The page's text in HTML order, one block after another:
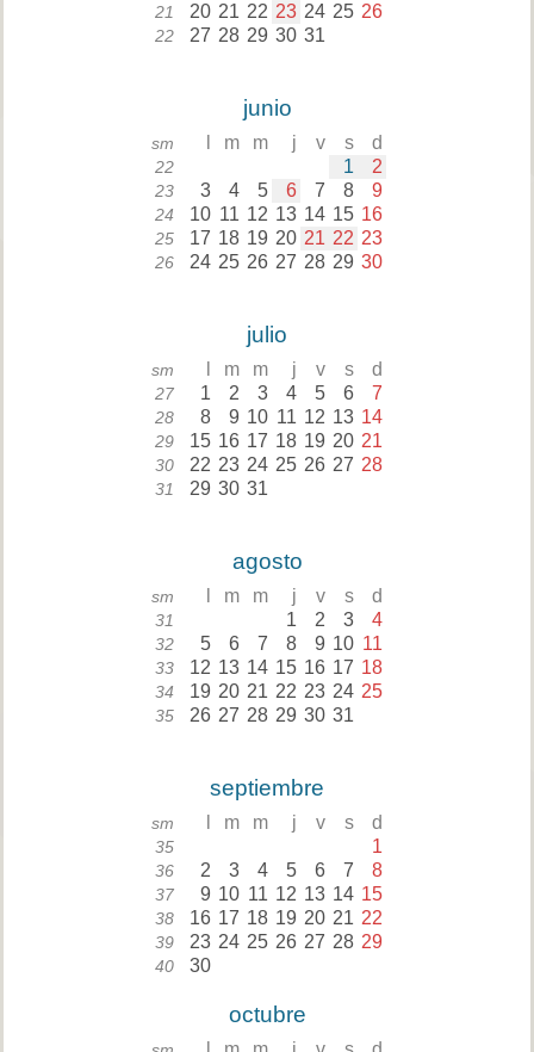
21 20 21 22 23 24 25 26
22 27 28 29 30 31
junio
sm m m j v s d
22 1 2
23 3 4 5 6 7 8 9
24 10 11 12 13 14 15 16
25 17 18 19 20 21 22 23
26 24 25 26 27 28 29 30
julio
sm m m j v s d
27 1 2 3 4 5 6 7
28 8 9 10 11 12 13 14
29 15 16 17 18 19 20 21
30 22 23 24 25 26 27 28
31 29 30 31
agosto
sm m m j v s d
31 1 2 3 4
32 5 6 7 8 9 10 11
33 12 13 14 15 16 17 18
34 19 20 21 22 23 24 25
35 26 27 28 29 30 31
septiembre
sm m m j v s d
35 1
36 2 3 4 5 6 7 8
37 9 10 11 12 13 14 15
38 16 17 18 19 20 21 22
39 23 24 25 26 27 28 29
40 30
octubre